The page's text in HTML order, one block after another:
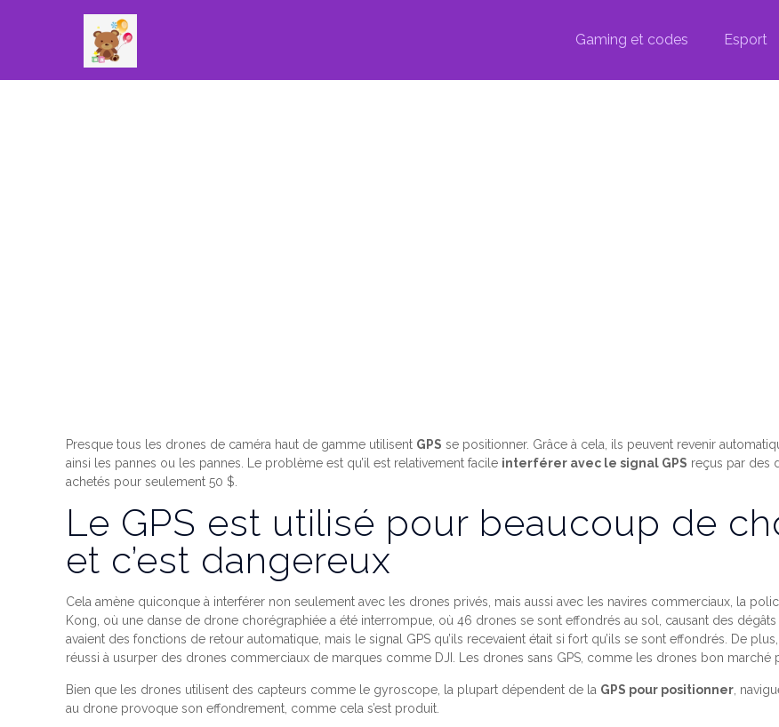
Gaming et codes Esport
Presque tous les drones de caméra haut de gamme utilisent GPS se positionner. Grâce à cela, ils peuvent revenir
ainsi les pannes ou les pannes. Le problème est qu’il est relativement facile interférer avec le signal GPS reçus par des
achetés pour seulement 50 $.
Le GPS est utilisé pour beaucoup de
et c’est dangereux
Cela amène quiconque à interférer non seulement avec les drones privés, mais aussi avec les navires commerciaux, la
Kong, où une danse de drone chorégraphiée a été interrompue, où 46 drones se sont effondrés au sol, causant des
avaient des fonctions de retour automatique, mais le signal GPS qu’ils recevaient était si fort qu’ils se sont effondrés. De
réussi à usurper des drones commerciaux de marques comme DJI. Les drones sans GPS, comme les drones bon
Bien que les drones utilisent des capteurs comme le gyroscope, la plupart dépendent de la GPS pour positionner ,
au drone provoque son effondrement, comme cela s’est produit.